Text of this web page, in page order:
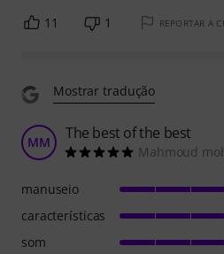
11 1 REPORTAR A
Mostrar tradução
MM The best of the best
Mahmoud
manuseio
características
som